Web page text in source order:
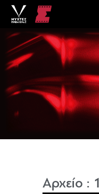
Αρχείο :